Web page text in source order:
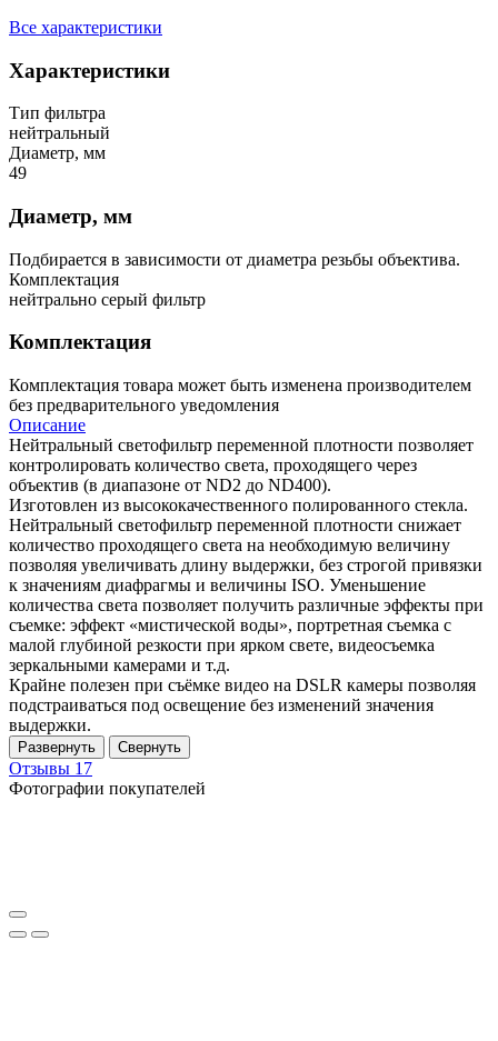
Все характеристики
Характеристики
Тип фильтра
нейтральный
Диаметр, мм
49
Диаметр, мм
Подбирается в зависимости от диаметра резьбы объектива.
Комплектация
нейтрально серый фильтр
Комплектация
Комплектация товара может быть изменена производителем
без предварительного уведомления
Описание
Нейтральный светофильтр переменной плотности позволяет
контролировать количество света, проходящего через
объектив (в диапазоне от ND2 до ND400).
Изготовлен из высококачественного полированного стекла.
Нейтральный светофильтр переменной плотности снижает
количество проходящего света на необходимую величину
позволяя увеличивать длину выдержки, без строгой привязки
к значениям диафрагмы и величины ISO. Уменьшение
количества света позволяет получить различные эффекты при
съемке: эффект «мистической воды», портретная съемка с
малой глубиной резкости при ярком свете, видеосъемка
зеркальными камерами и т.д.
Крайне полезен при съёмке видео на DSLR камеры позволяя
подстраиваться под освещение без изменений значения
выдержки.
Развернуть Свернуть
Отзывы 17
Фотографии покупателей